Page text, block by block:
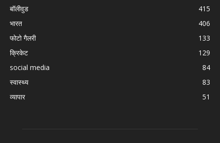
बॉलीवुड
415
भारत
406
फोटो गैलरी
133
क्रिकेट
129
social media
84
स्वास्थ्य
83
व्यापार
51